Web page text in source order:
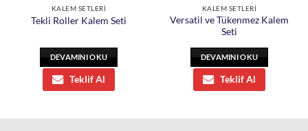
KALEM SETLERİ
Tekli Roller Kalem Seti
DEVAMINI OKU
Teklif Al
KALEM SETLERİ
Versatil ve Tükenmez Kalem
Seti
DEVAMINI OKU
Teklif Al